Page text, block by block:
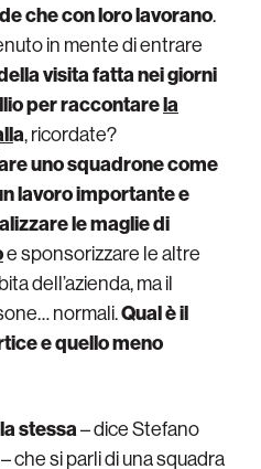
che con loro lavorano.
in mente di entrare
visita fatta nei giorni
per raccontarela
a, ricordate?
uno squadrone come
lavoro importante e
le maglie di
e sponsorizzare le altre
dell’azienda, ma il
normali.Qual è il
e quello meno
stessa– dice Stefano
che si parli di una squadra